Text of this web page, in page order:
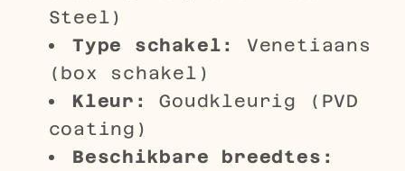
Steel)
Type schakel:
Venetiaans
(box schakel)
Kleur:
Goudkleurig (PVD
coating)
Beschikbare breedtes: